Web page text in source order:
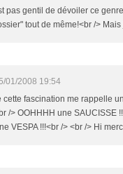
pas gentil de dévoiler ce
tout de même!<br />
01/2008 19:54
cette fascination me rappelle
/> OOHHHH une SAUCISSE
VESPA !!!<br /> <br /> Hi